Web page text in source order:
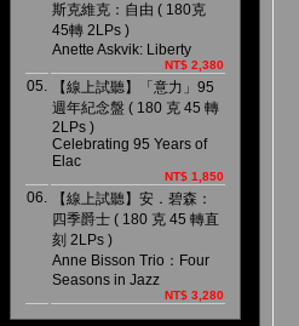
斯克維克：自由 ( 180克
45轉 2LPs )
Anette Askvik: Liberty
NT$ 2,380
05.
【線上試聽】「意力」95
週年紀念盤 ( 180 克 45 轉
2LPs )
Celebrating 95 Years of
Elac
NT$ 1,850
06.
【線上試聽】安．碧森：
四季爵士 ( 180 克 45 轉直
刻 2LPs )
Anne Bisson Trio：Four
Seasons in Jazz
NT$ 3,280